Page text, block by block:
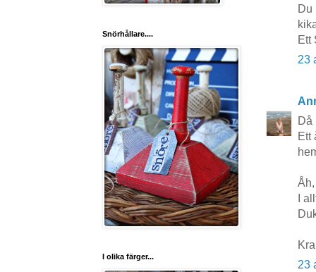
Du
Ett
23
Då
Ett
I
23
Snörhållare....
I olika färger...